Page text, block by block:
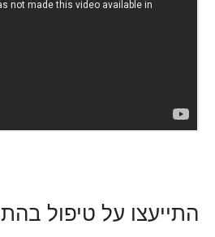
התייעצו על טיפול